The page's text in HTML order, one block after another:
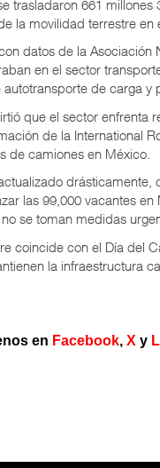
trasladaron 661
la movilidad terrestre en
datos de la
en el sector
de carga y
que el sector enfrenta
de la International
de camiones en México.
las 99,000 vacantes
se toman medidas
coincide con el Día del
la infraestructura
en Facebook, X y